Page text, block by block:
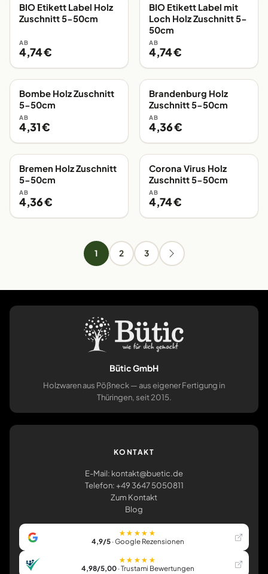
EIGENE FERTIGUNG
BIO Etikett Label Holz
Zuschnitt 5-50cm
AB
4,74 €
EIGENE FERTIGUNG
BIO Etikett Label mit
Loch Holz Zuschnitt 5-
50cm
AB
4,74 €
EIGENE FERTIGUNG
Bombe Holz Zuschnitt
5-50cm
AB
4,31 €
EIGENE FERTIGUNG
Brandenburg Holz
Zuschnitt 5-50cm
AB
4,36 €
EIGENE FERTIGUNG
Bremen Holz Zuschnitt
5-50cm
AB
4,36 €
EIGENE FERTIGUNG
Corona Virus Holz
Zuschnitt 5-50cm
AB
4,74 €
1 2 3
Bütic GmbH
Holzwaren aus Pößneck — aus eigener Fertigung in
Thüringen, seit 2015.
KONTAKT
E-Mail: kontakt@buetic.de
Telefon: +49 3647 5050811
Zum Kontakt
Blog
★★★★★
4,9/5· Google Rezensionen
★★★★★
4,98/5,00· Trustami Bewertungen